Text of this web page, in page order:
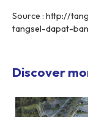
Source : http://
tangsel-dapat-
Discover